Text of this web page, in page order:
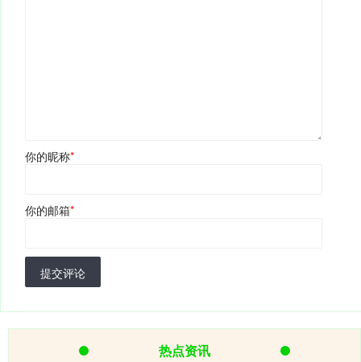
你的昵称*
你的邮箱*
提交评论
热点资讯